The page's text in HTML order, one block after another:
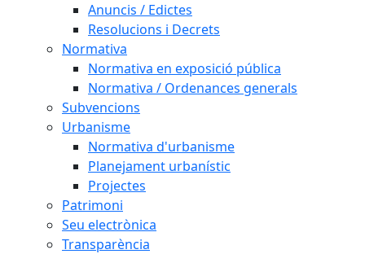
Anuncis / Edictes
Resolucions i Decrets
Normativa
Normativa en exposició pública
Normativa / Ordenances generals
Subvencions
Urbanisme
Normativa d'urbanisme
Planejament urbanístic
Projectes
Patrimoni
Seu electrònica
Transparència